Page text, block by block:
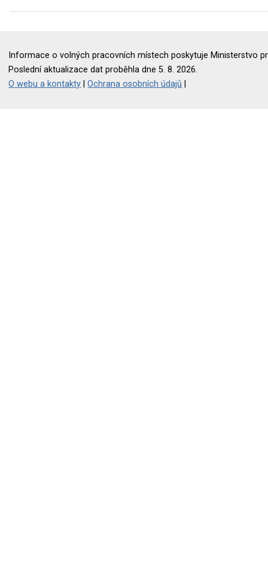
Informace o volných pracovních místech poskytuje Ministerstvo
Poslední aktualizace dat proběhla dne 5. 8. 2026.
O webu a kontakty |Ochrana osobních údajů